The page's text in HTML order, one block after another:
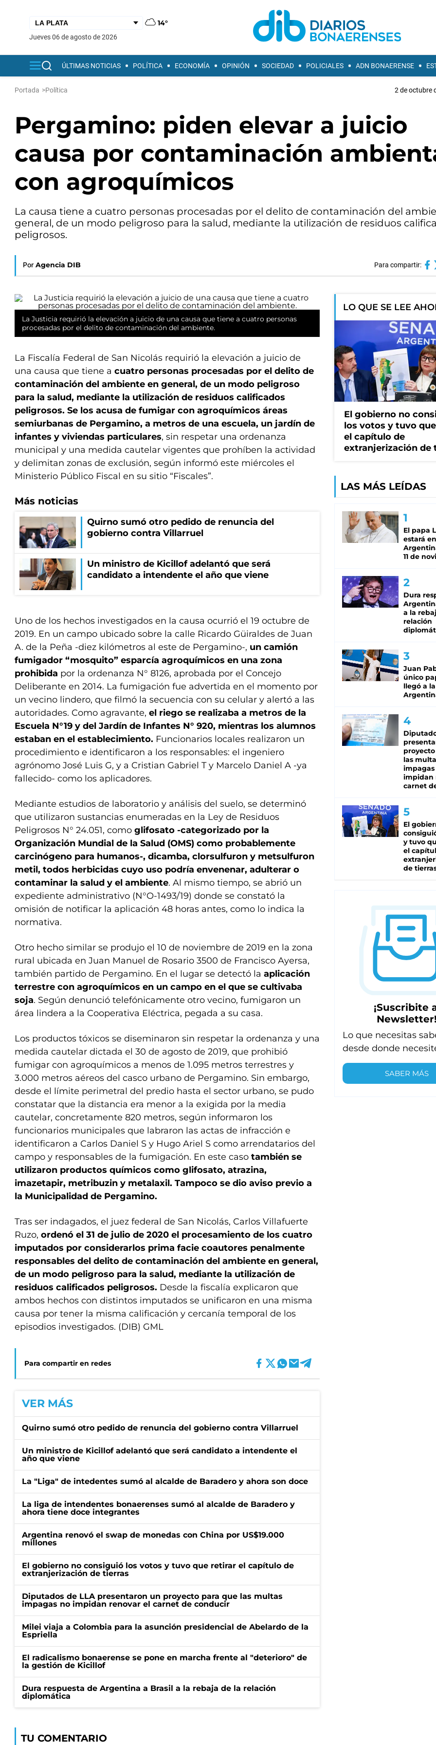
14°
jueves 06 de agosto de 2026
ÚLTIMAS NOTICIAS POLÍTICA ECONOMÍA OPINIÓN SOCIEDAD POLICIALES ADN BONAERENSE
Portada >Política 2 de octubre
Pergamino: piden elevar a juicio
causa por contaminación
con agroquímicos
La causa tiene a cuatro personas procesadas por el delito de contaminación del
general, de un modo peligroso para la salud, mediante la utilización de residuos
peligrosos.
Por Agencia DIB Para compartir:
La Justicia requirió la elevación a juicio de una causa que tiene a cuatro personas
procesadas por el delito de contaminación del ambiente.
La Fiscalía Federal de San Nicolás requirió la elevación a juicio de
una causa que tiene a cuatro personas procesadas por el delito de
contaminación del ambiente en general, de un modo peligroso
para la salud, mediante la utilización de residuos calificados
peligrosos. Se los acusa de fumigar con agroquímicos áreas
semiurbanas de Pergamino, a metros de una escuela, un jardín de
infantes y viviendas particulares, sin respetar una ordenanza
municipal y una medida cautelar vigentes que prohíben la actividad
y delimitan zonas de exclusión, según informó este miércoles el
Ministerio Público Fiscal en su sitio “Fiscales”.
Más noticias
Quirno sumó otro pedido de renuncia del
gobierno contra Villarruel
Un ministro de Kicillof adelantó que será
candidato a intendente el año que viene
Uno de los hechos investigados en la causa ocurrió el 19 octubre de
2019. En un campo ubicado sobre la calle Ricardo Güiraldes de Juan
A. de la Peña -diez kilómetros al este de Pergamino-, un camión
fumigador “mosquito” esparcía agroquímicos en una zona
prohibida por la ordenanza N° 8126, aprobada por el Concejo
Deliberante en 2014. La fumigación fue advertida en el momento por
un vecino lindero, que filmó la secuencia con su celular y alertó a las
autoridades. Como agravante, el riego se realizaba a metros de la
Escuela N°19 y del Jardín de Infantes N° 920, mientras los alumnos
estaban en el establecimiento. Funcionarios locales realizaron un
procedimiento e identificaron a los responsables: el ingeniero
agrónomo José Luis G, y a Cristian Gabriel T y Marcelo Daniel A -ya
fallecido- como los aplicadores.
Mediante estudios de laboratorio y análisis del suelo, se determinó
que utilizaron sustancias enumeradas en la Ley de Residuos
Peligrosos N° 24.051, como glifosato -categorizado por la
Organización Mundial de la Salud (OMS) como probablemente
carcinógeno para humanos-, dicamba, clorsulfuron y metsulfuron
metil, todos herbicidas cuyo uso podría envenenar, adulterar o
contaminar la salud y el ambiente. Al mismo tiempo, se abrió un
expediente administrativo (N°O-1493/19) donde se constató la
omisión de notificar la aplicación 48 horas antes, como lo indica la
normativa.
Otro hecho similar se produjo el 10 de noviembre de 2019 en la zona
rural ubicada en Juan Manuel de Rosario 3500 de Francisco Ayersa,
también partido de Pergamino. En el lugar se detectó la aplicación
terrestre con agroquímicos en un campo en el que se cultivaba
soja. Según denunció telefónicamente otro vecino, fumigaron un
área lindera a la Cooperativa Eléctrica, pegada a su casa.
Los productos tóxicos se diseminaron sin respetar la ordenanza y una
medida cautelar dictada el 30 de agosto de 2019, que prohibió
fumigar con agroquímicos a menos de 1.095 metros terrestres y
3.000 metros aéreos del casco urbano de Pergamino. Sin embargo,
desde el límite perimetral del predio hasta el sector urbano, se pudo
constatar que la distancia era menor a la exigida por la media
cautelar, concretamente 820 metros, según informaron los
funcionarios municipales que labraron las actas de infracción e
identificaron a Carlos Daniel S y Hugo Ariel S como arrendatarios del
campo y responsables de la fumigación. En este caso también se
utilizaron productos químicos como glifosato, atrazina,
imazetapir, metribuzin y metalaxil. Tampoco se dio aviso previo a
la Municipalidad de Pergamino.
Tras ser indagados, el juez federal de San Nicolás, Carlos Villafuerte
Ruzo, ordenó el 31 de julio de 2020 el procesamiento de los cuatro
imputados por considerarlos prima facie coautores penalmente
responsables del delito de contaminación del ambiente en general,
de un modo peligroso para la salud, mediante la utilización de
residuos calificados peligrosos. Desde la fiscalía explicaron que
ambos hechos con distintos imputados se unificaron en una misma
causa por tener la misma calificación y cercanía temporal de los
episodios investigados. (DIB) GML
Para compartir en redes
VER MÁS
Quirno sumó otro pedido de renuncia del gobierno contra Villarruel
Un ministro de Kicillof adelantó que será candidato a intendente el
año que viene
La "Liga" de intedentes sumó al alcalde de Baradero y ahora son doce
La liga de intendentes bonaerenses sumó al alcalde de Baradero y
ahora tiene doce integrantes
Argentina renovó el swap de monedas con China por US$19.000
millones
El gobierno no consiguió los votos y tuvo que retirar el capítulo de
extranjerización de tierras
Diputados de LLA presentaron un proyecto para que las multas
impagas no impidan renovar el carnet de conducir
Milei viaja a Colombia para la asunción presidencial de Abelardo de la
Espriella
El radicalismo bonaerense se pone en marcha frente al "deterioro" de
la gestión de Kicillof
Dura respuesta de Argentina a Brasil a la rebaja de la relación
diplomática
TU COMENTARIO
LO QUE SE LEE
El gobierno no
los votos y tuvo
el capítulo de
extranjerización de
LAS MÁS LEÍDAS
El papa
estará
11 de
Dura
a la
relación
Juan
único
llegó a la
las
impagas
impidan
carnet
El
y tuvo
el
de
¡Suscribite
Newsletter!
Lo que necesitas
desde donde
SABER MÁS